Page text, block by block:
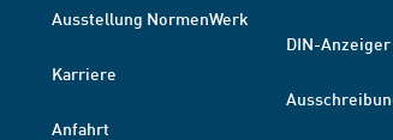
Ausstellung NormenWerk
Karriere
Anfahrt
DIN-Anzeiger